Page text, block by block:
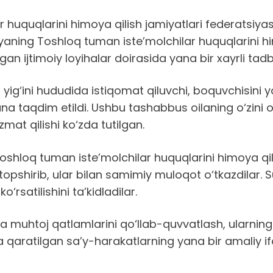
huquqlarini himoya qilish jamiyatlari
Toshloq tuman iste’molchilar huquqlarini
ijtimoiy loyihalar doirasida yana bir xayrli
hududida istiqomat qiluvchi, boquvchisini
taqdim etildi. Ushbu tashabbus oilaning o‘zini
qilishi ko‘zda tutilgan.
tuman iste’molchilar huquqlarini himoya
ular bilan samimiy muloqot
ta’kidladilar.
muhtoj qatlamlarini qo‘llab-quvvatlash,
sa’y-harakatlarning yana bir amaliy